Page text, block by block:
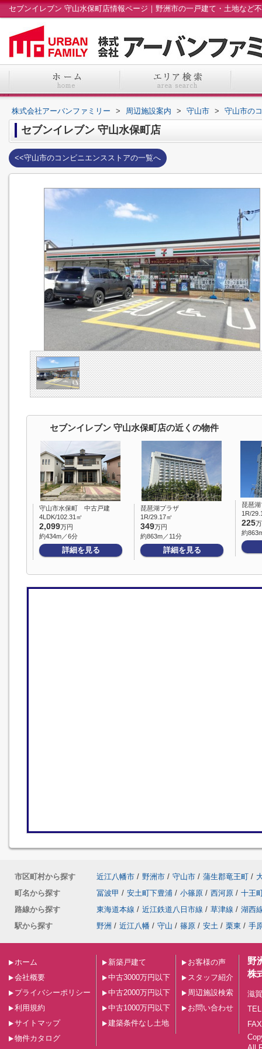
株式会社アーバンファミリー > 周辺施設案内 > 守山市 > 守山市の
セブンイレブン 守山水保町店
<<守山市のコンビニエンスストアの一覧へ
セブンイレブン 守山水保町店の近くの物件
守山市水保町 中古戸建
4LDK/102.31㎡
2,099万円
約434m／6分
詳細を見る
琵琶湖プラザ
1R/29.17㎡
349万円
約863m／11分
詳細を見る
琵琶
1R/
225
約
市区町村から探す 近江八幡市 / 野洲市 / 守山市 / 蒲生郡竜王町 /
町名から探す
冨波甲 / 安土町下豊浦 / 小篠原 / 西河原 / 十王
路線から探す
東海道本線 / 近江鉄道八日市線 / 草津線 / 湖西
駅から探す
野洲 / 近江八幡 / 守山 / 篠原 / 安土 / 栗東 / 手
ホーム
会社概要
プライバシーポリシー
利用規約
サイトマップ
物件カタログ
新築戸建て
中古3000万円以下
中古2000万円以下
中古1000万円以下
建築条件なし土地
お客様の声
スタッフ紹介
周辺施設検索
お問い合わせ
野
株
滋